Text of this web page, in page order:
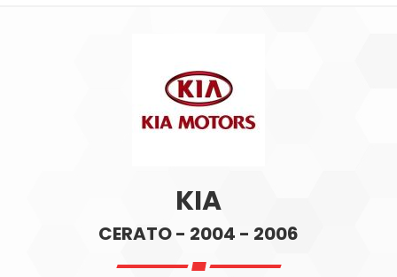
KIA
CERATO - 2004 - 2006